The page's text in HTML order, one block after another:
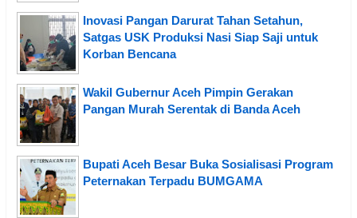
Inovasi Pangan Darurat Tahan Setahun,
Satgas USK Produksi Nasi Siap Saji untuk
Korban Bencana
Wakil Gubernur Aceh Pimpin Gerakan
Pangan Murah Serentak di Banda Aceh
Bupati Aceh Besar Buka Sosialisasi Program
Peternakan Terpadu BUMGAMA